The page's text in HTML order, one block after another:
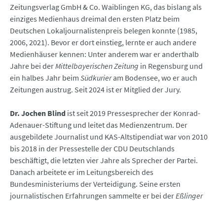
Zeitungsverlag GmbH & Co. Waiblingen KG, das bislang als
einziges Medienhaus dreimal den ersten Platz beim
Deutschen Lokaljournalistenpreis belegen konnte (1985,
2006, 2021). Bevor er dort einstieg, lernte er auch andere
Medienhäuser kennen: Unter anderem war er anderthalb
Jahre bei derMittelbayerischen Zeitung in Regensburg und
ein halbes Jahr beim Südkurieram Bodensee, wo er auch
Zeitungen austrug. Seit 2024 ist er Mitglied der Jury.
Dr. Jochen Blind ist seit 2019 Pressesprecher der Konrad-
Adenauer-Stiftung und leitet das Medienzentrum. Der
ausgebildete Journalist und KAS-Altstipendiat war von 2010
bis 2018 in der Pressestelle der CDU Deutschlands
beschäftigt, die letzten vier Jahre als Sprecher der Partei.
Danach arbeitete er im Leitungsbereich des
Bundesministeriums der Verteidigung. Seine ersten
journalistischen Erfahrungen sammelte er bei derEßlinger